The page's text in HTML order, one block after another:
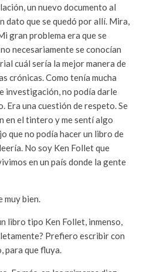
un nuevo documento al
dato que se quedó por allí. Mira,
gran problema era que se
necesariamente se conocían
cuál sería la mejor manera de
crónicas. Como tenía mucha
investigación, no podía darle
Era una cuestión de respeto. Se
en el tintero y me sentí algo
que no podía hacer un libro de
No soy Ken Follet que
en un país donde la gente
bien.
libro tipo Ken Follet, inmenso,
Prefiero escribir con
que fluya.